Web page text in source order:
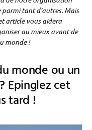
parmi tant d’autres. Mais
article vous aidera
au mieux avant de
monde !
monde ou un
Epinglez cet
tard !